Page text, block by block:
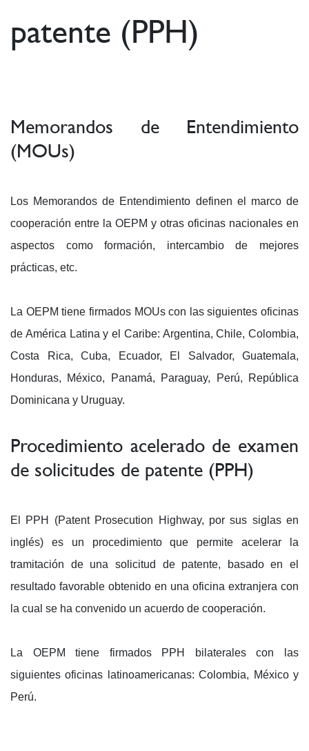
patente (PPH)
Memorandos de Entendimiento
(MOUs)
Los Memorandos de Entendimiento definen el marco de
cooperación entre la OEPM y otras oficinas nacionales en
aspectos como formación, intercambio de mejores
prácticas, etc.
La OEPM tiene firmados MOUs con las siguientes oficinas
de América Latina y el Caribe: Argentina, Chile, Colombia,
Costa Rica, Cuba, Ecuador, El Salvador, Guatemala,
Honduras, México, Panamá, Paraguay, Perú, República
Dominicana y Uruguay.
Procedimiento acelerado de examen
de solicitudes de patente (PPH)
El PPH (Patent Prosecution Highway, por sus siglas en
inglés) es un procedimiento que permite acelerar la
tramitación de una solicitud de patente, basado en el
resultado favorable obtenido en una oficina extranjera con
la cual se ha convenido un acuerdo de cooperación.
La OEPM tiene firmados PPH bilaterales con las
siguientes oficinas latinoamericanas: Colombia, México y
Perú.